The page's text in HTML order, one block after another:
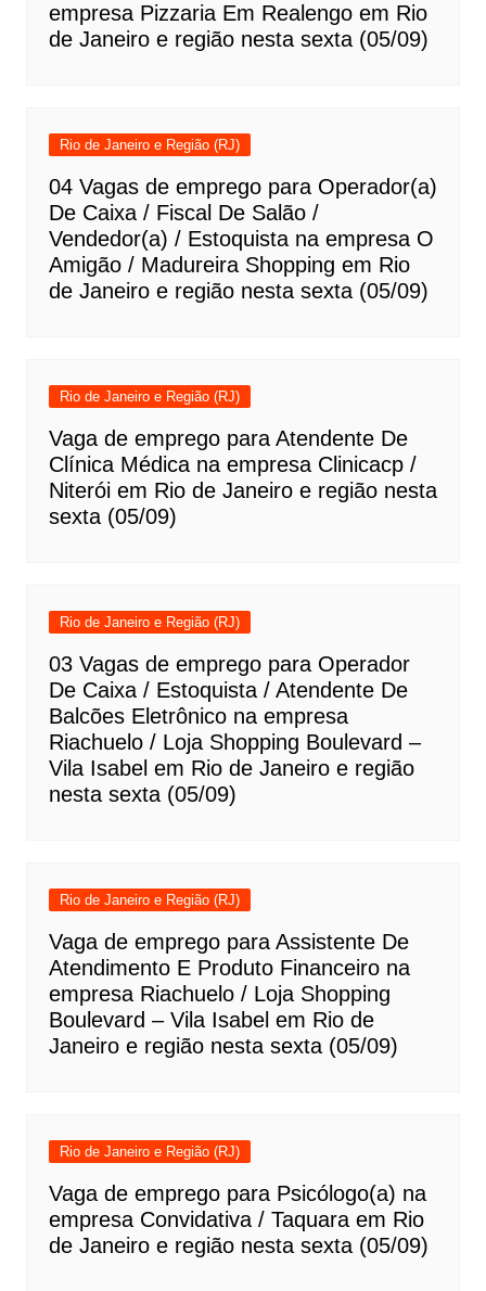
empresa Pizzaria Em Realengo em Rio
de Janeiro e região nesta sexta (05/09)
Rio de Janeiro e Região (RJ)
04 Vagas de emprego para Operador(a)
De Caixa / Fiscal De Salão /
Vendedor(a) / Estoquista na empresa O
Amigão / Madureira Shopping em Rio
de Janeiro e região nesta sexta (05/09)
Rio de Janeiro e Região (RJ)
Vaga de emprego para Atendente De
Clínica Médica na empresa Clinicacp /
Niterói em Rio de Janeiro e região nesta
sexta (05/09)
Rio de Janeiro e Região (RJ)
03 Vagas de emprego para Operador
De Caixa / Estoquista / Atendente De
Balcões Eletrônico na empresa
Riachuelo / Loja Shopping Boulevard –
Vila Isabel em Rio de Janeiro e região
nesta sexta (05/09)
Rio de Janeiro e Região (RJ)
Vaga de emprego para Assistente De
Atendimento E Produto Financeiro na
empresa Riachuelo / Loja Shopping
Boulevard – Vila Isabel em Rio de
Janeiro e região nesta sexta (05/09)
Rio de Janeiro e Região (RJ)
Vaga de emprego para Psicólogo(a) na
empresa Convidativa / Taquara em Rio
de Janeiro e região nesta sexta (05/09)